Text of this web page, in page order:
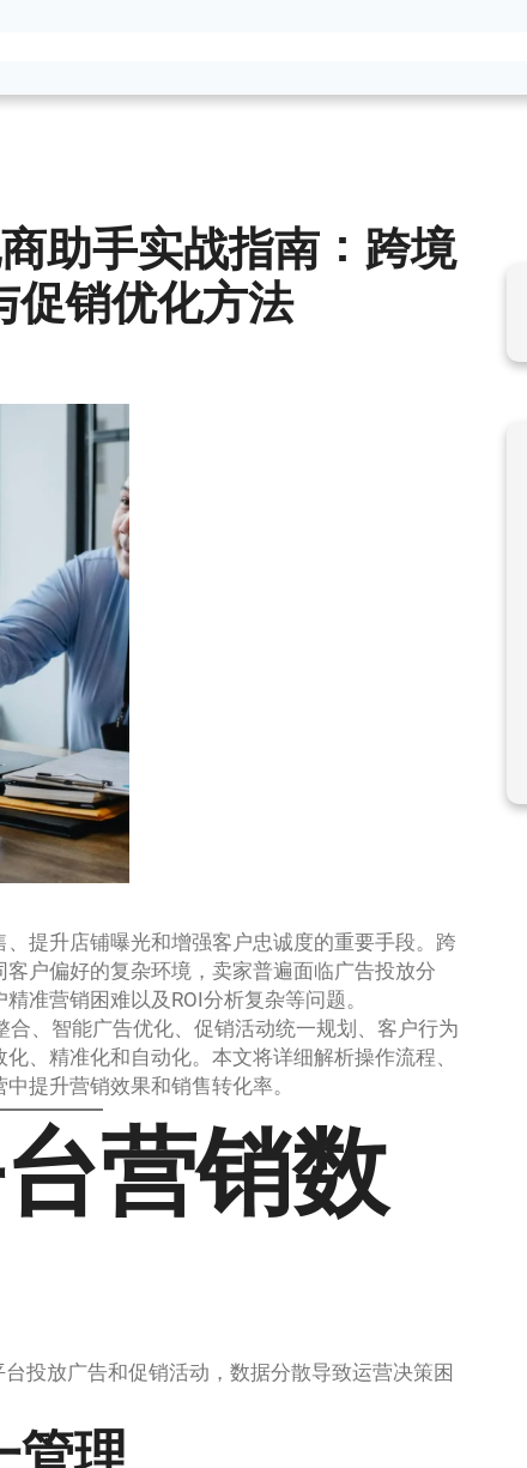
助手实战指南：跨境
促销优化方法
提升店铺曝光和增强客户忠诚度的重要手段。跨
户偏好的复杂环境，卖家普遍面临广告投放分
准营销困难以及ROI分析复杂等问题。
合、智能广告优化、促销活动统一规划、客户行为
、精准化和自动化。本文将详细解析操作流程、
提升营销效果和销售转化率。
营销数
台投放广告和促销活动，数据分散导致运营决策困